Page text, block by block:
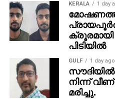
KERALA 1 day
ക്രൂരമായി
പിടിയില്‍
GULF 1 day ago
സൗദിയില്‍
നിന്ന്
മരിച്ചു.